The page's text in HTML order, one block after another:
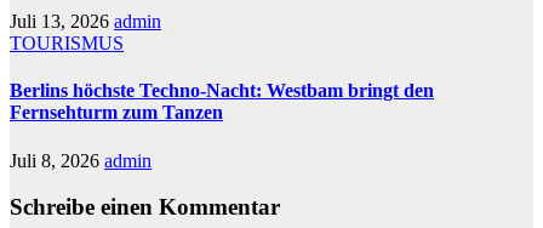
Juli 13, 2026 admin
TOURISMUS
Berlins höchste Techno-Nacht: Westbam bringt den
Fernsehturm zum Tanzen
Juli 8, 2026 admin
Schreibe einen Kommentar